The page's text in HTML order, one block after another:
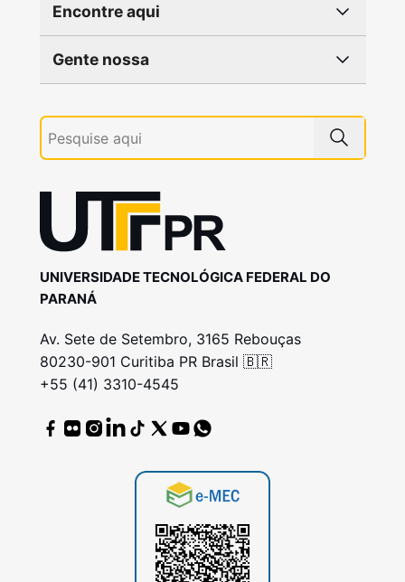
Encontre aqui
Gente nossa
UNIVERSIDADE TECNOLÓGICA FEDERAL DO
PARANÁ
Av. Sete de Setembro, 3165 Rebouças
80230-901 Curitiba PR Brasil 🇧🇷
+55 (41) 3310-4545